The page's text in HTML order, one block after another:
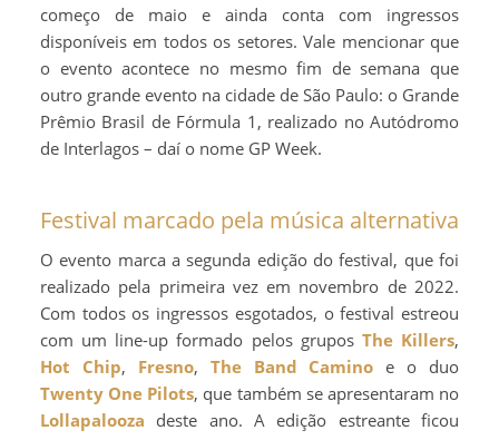
começo de maio e ainda conta com ingressos
disponíveis em todos os setores. Vale mencionar que
o evento acontece no mesmo fim de semana que
outro grande evento na cidade de São Paulo: o Grande
Prêmio Brasil de Fórmula 1, realizado no Autódromo
de Interlagos – daí o nome GP Week.
Festival marcado pela música alternativa
O evento marca a segunda edição do festival, que foi
realizado pela primeira vez em novembro de 2022.
Com todos os ingressos esgotados, o festival estreou
com um line-up formado pelos grupos The Killers,
Hot Chip, Fresno, The Band Camino e o duo
Twenty One Pilots, que também se apresentaram no
Lollapalooza deste ano. A edição estreante ficou